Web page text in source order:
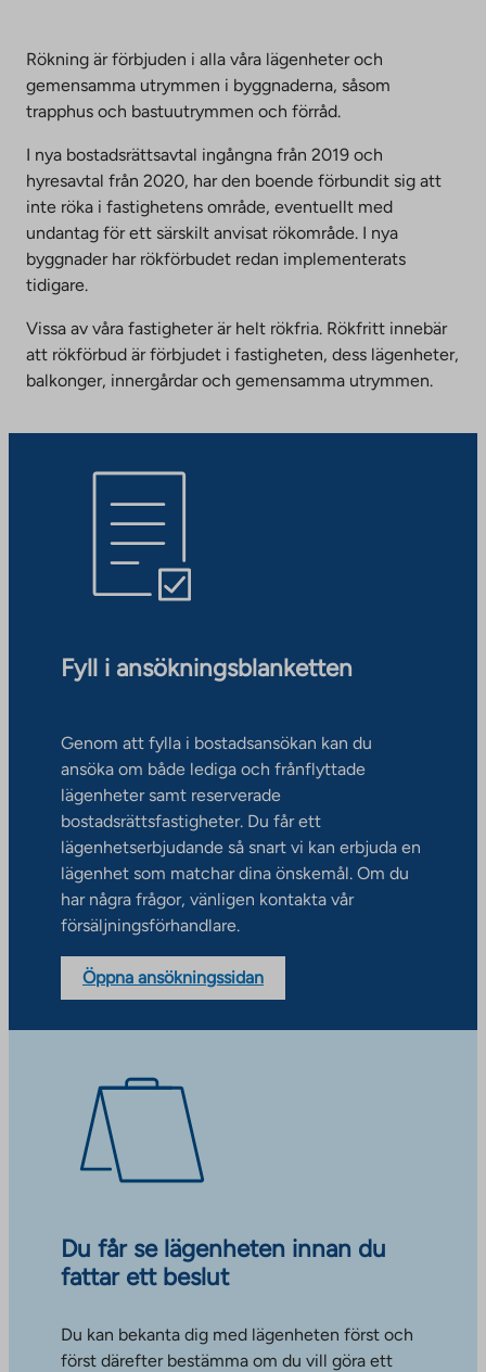
Rökning är förbjuden i alla våra lägenheter och
gemensamma utrymmen i byggnaderna, såsom
trapphus och bastuutrymmen och förråd.
I nya bostadsrättsavtal ingångna från 2019 och
hyresavtal från 2020, har den boende förbundit sig att
inte röka i fastighetens område, eventuellt med
undantag för ett särskilt anvisat rökområde. I nya
byggnader har rökförbudet redan implementerats
tidigare.
Vissa av våra fastigheter är helt rökfria. Rökfritt innebär
att rökförbud är förbjudet i fastigheten, dess lägenheter,
balkonger, innergårdar och gemensamma utrymmen.
Fyll i ansökningsblanketten
Genom att fylla i bostadsansökan kan du
ansöka om både lediga och frånflyttade
lägenheter samt reserverade
bostadsrättsfastigheter. Du får ett
lägenhetserbjudande så snart vi kan erbjuda en
lägenhet som matchar dina önskemål. Om du
har några frågor, vänligen kontakta vår
försäljningsförhandlare.
Öppna ansökningssidan
Du får se lägenheten innan du
fattar ett beslut
Du kan bekanta dig med lägenheten först och
först därefter bestämma om du vill göra ett